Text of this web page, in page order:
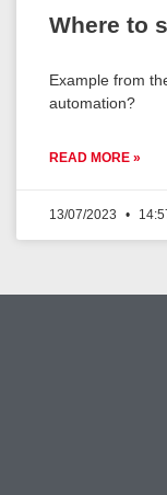
Where to
Example from
automation?
READ MORE »
13/07/2023